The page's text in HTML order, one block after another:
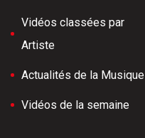
Vidéos classées par
Artiste
Actualités de la Musique
Vidéos de la semaine